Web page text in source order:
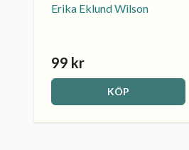
Erika Eklund Wilson
99 kr
KÖP